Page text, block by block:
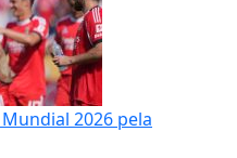
2026 pela